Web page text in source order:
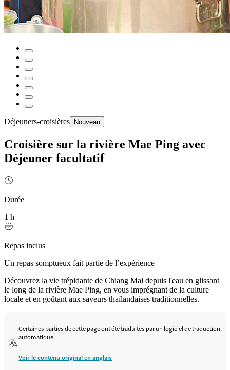
Déjeuners-croisières Nouveau
Croisière sur la rivière Mae Ping avec
Déjeuner facultatif
Durée
1 h
Repas inclus
Un repas somptueux fait partie de l’expérience
Découvrez la vie trépidante de Chiang Mai depuis l'eau en glissant
le long de la rivière Mae Ping, en vous imprégnant de la culture
locale et en goûtant aux saveurs thaïlandaises traditionnelles.
Certaines parties de cette page ont été traduites par un logiciel de traduction
automatique.
Voir le contenu original en anglais